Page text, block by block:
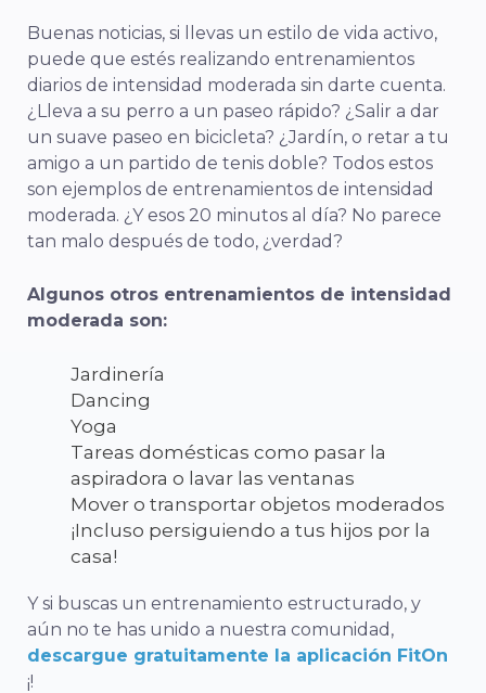
Buenas noticias, si llevas un estilo de vida activo,
puede que estés realizando entrenamientos
diarios de intensidad moderada sin darte cuenta.
¿Lleva a su perro a un paseo rápido? ¿Salir a dar
un suave paseo en bicicleta? ¿Jardín, o retar a tu
amigo a un partido de tenis doble? Todos estos
son ejemplos de entrenamientos de intensidad
moderada. ¿Y esos 20 minutos al día? No parece
tan malo después de todo, ¿verdad?
Algunos otros entrenamientos de intensidad
moderada son:
Jardinería
Dancing
Yoga
Tareas domésticas como pasar la
aspiradora o lavar las ventanas
Mover o transportar objetos moderados
¡Incluso persiguiendo a tus hijos por la
casa!
Y si buscas un entrenamiento estructurado, y
aún no te has unido a nuestra comunidad,
descargue gratuitamente la aplicación FitOn
¡!